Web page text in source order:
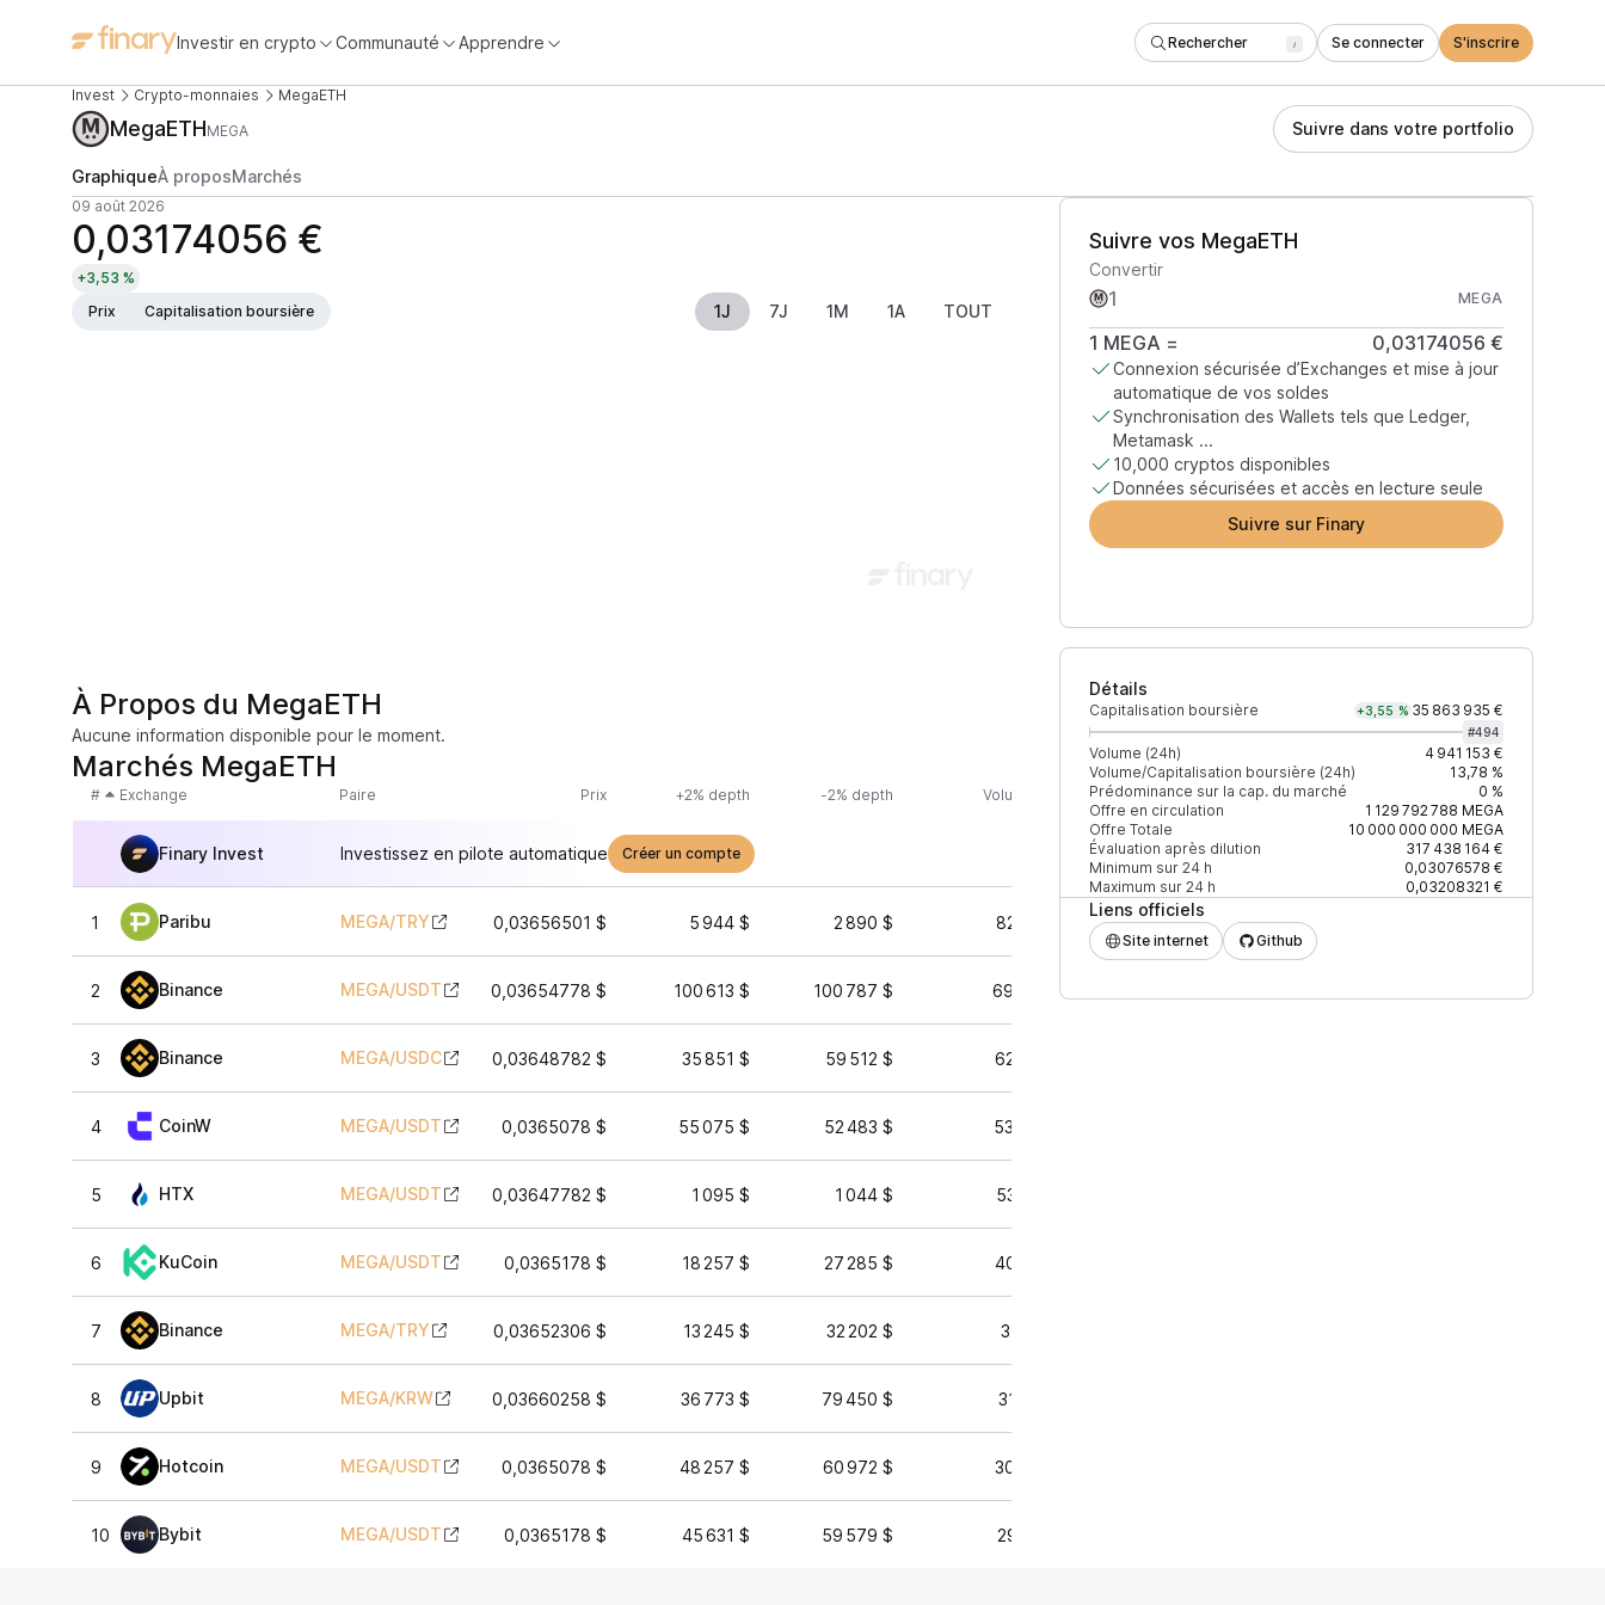
Investir en crypto Communauté Apprendre Rechercher / Se connecter S'inscrire
Invest Crypto-monnaies MegaETH
MegaETHMEGA Suivre dans votre portfolio
GraphiqueÀ proposMarchés
09 août 2026
0,03174056 €
+3,53 %
Prix
Capitalisation boursière 1J 7J 1M 1A TOUT
Suivre vos MegaETH
Convertir
MEGA
1 MEGA = 0,03174056 €
Connexion sécurisée d’Exchanges et mise à jour
automatique de vos soldes
Synchronisation des Wallets tels que Ledger,
Metamask ...
10,000 cryptos disponibles
Données sécurisées et accès en lecture seule
Suivre sur Finary
Détails
Capitalisation boursière +3,55 % 35 863 935 €
#494
Volume (24h)
4 941 153 €
Volume/Capitalisation boursière (24h)
13,78 %
Prédominance sur la cap. du marché
0 %
Offre en circulation
1 129 792 788 MEGA
Offre Totale
10 000 000 000 MEGA
Évaluation après dilution
317 438 164 €
Minimum sur 24 h
0,03076578 €
Maximum sur 24 h
0,03208321 €
Liens officiels
Site internet Github
À Propos du MegaETH
Aucune information disponible pour le moment.
Marchés MegaETH
# Exchange Paire Prix +2% depth -2% depth Volume (24h) % du volume Confiance Mis à jour
Finary Invest Investissez en pilote automatique Créer un compte
1 Paribu MEGA/TRY 0,03656501 $ 5 944 $ 2 890 $ 822 952 $ 14,47 % ÉLEVÉE
2 Binance MEGA/USDT 0,03654778 $ 100 613 $ 100 787 $ 695 707 $
3 Binance MEGA/USDC 0,03648782 $ 35 851 $ 59 512 $ 625 294 $
4 CoinW MEGA/USDT 0,0365078 $ 55 075 $ 52 483 $ 536 704 $
5 HTX MEGA/USDT 0,03647782 $ 1 095 $ 1 044 $ 530 242 $
6 KuCoin MEGA/USDT 0,0365178 $ 18 257 $ 27 285 $ 403 280 $
7 Binance MEGA/TRY 0,03652306 $ 13 245 $ 32 202 $ 318 511 $
8 Upbit MEGA/KRW 0,03660258 $ 36 773 $ 79 450 $ 311 956 $
9 Hotcoin MEGA/USDT 0,0365078 $ 48 257 $ 60 972 $ 308 426 $
10 Bybit MEGA/USDT 0,0365178 $ 45 631 $ 59 579 $ 296 139 $